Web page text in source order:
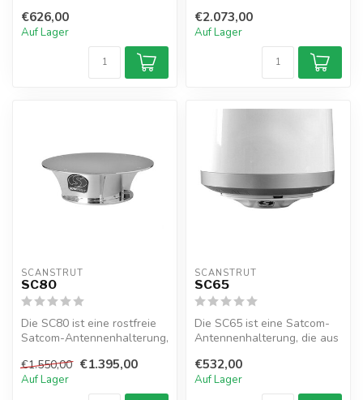
Scharniersystem ermöglic...
€626,00
Auf Lager
hochglanzpo...
€2.073,00
Auf Lager
SCANSTRUT
SC80
Die SC80 ist eine rostfreie
Satcom-Antennenhalterung,
€1.550,00 €1.395,00
Auf Lager
SCANSTRUT
SC65
Die SC65 ist eine Satcom-
Antennenhalterung, die aus
For...
€532,00
Auf Lager